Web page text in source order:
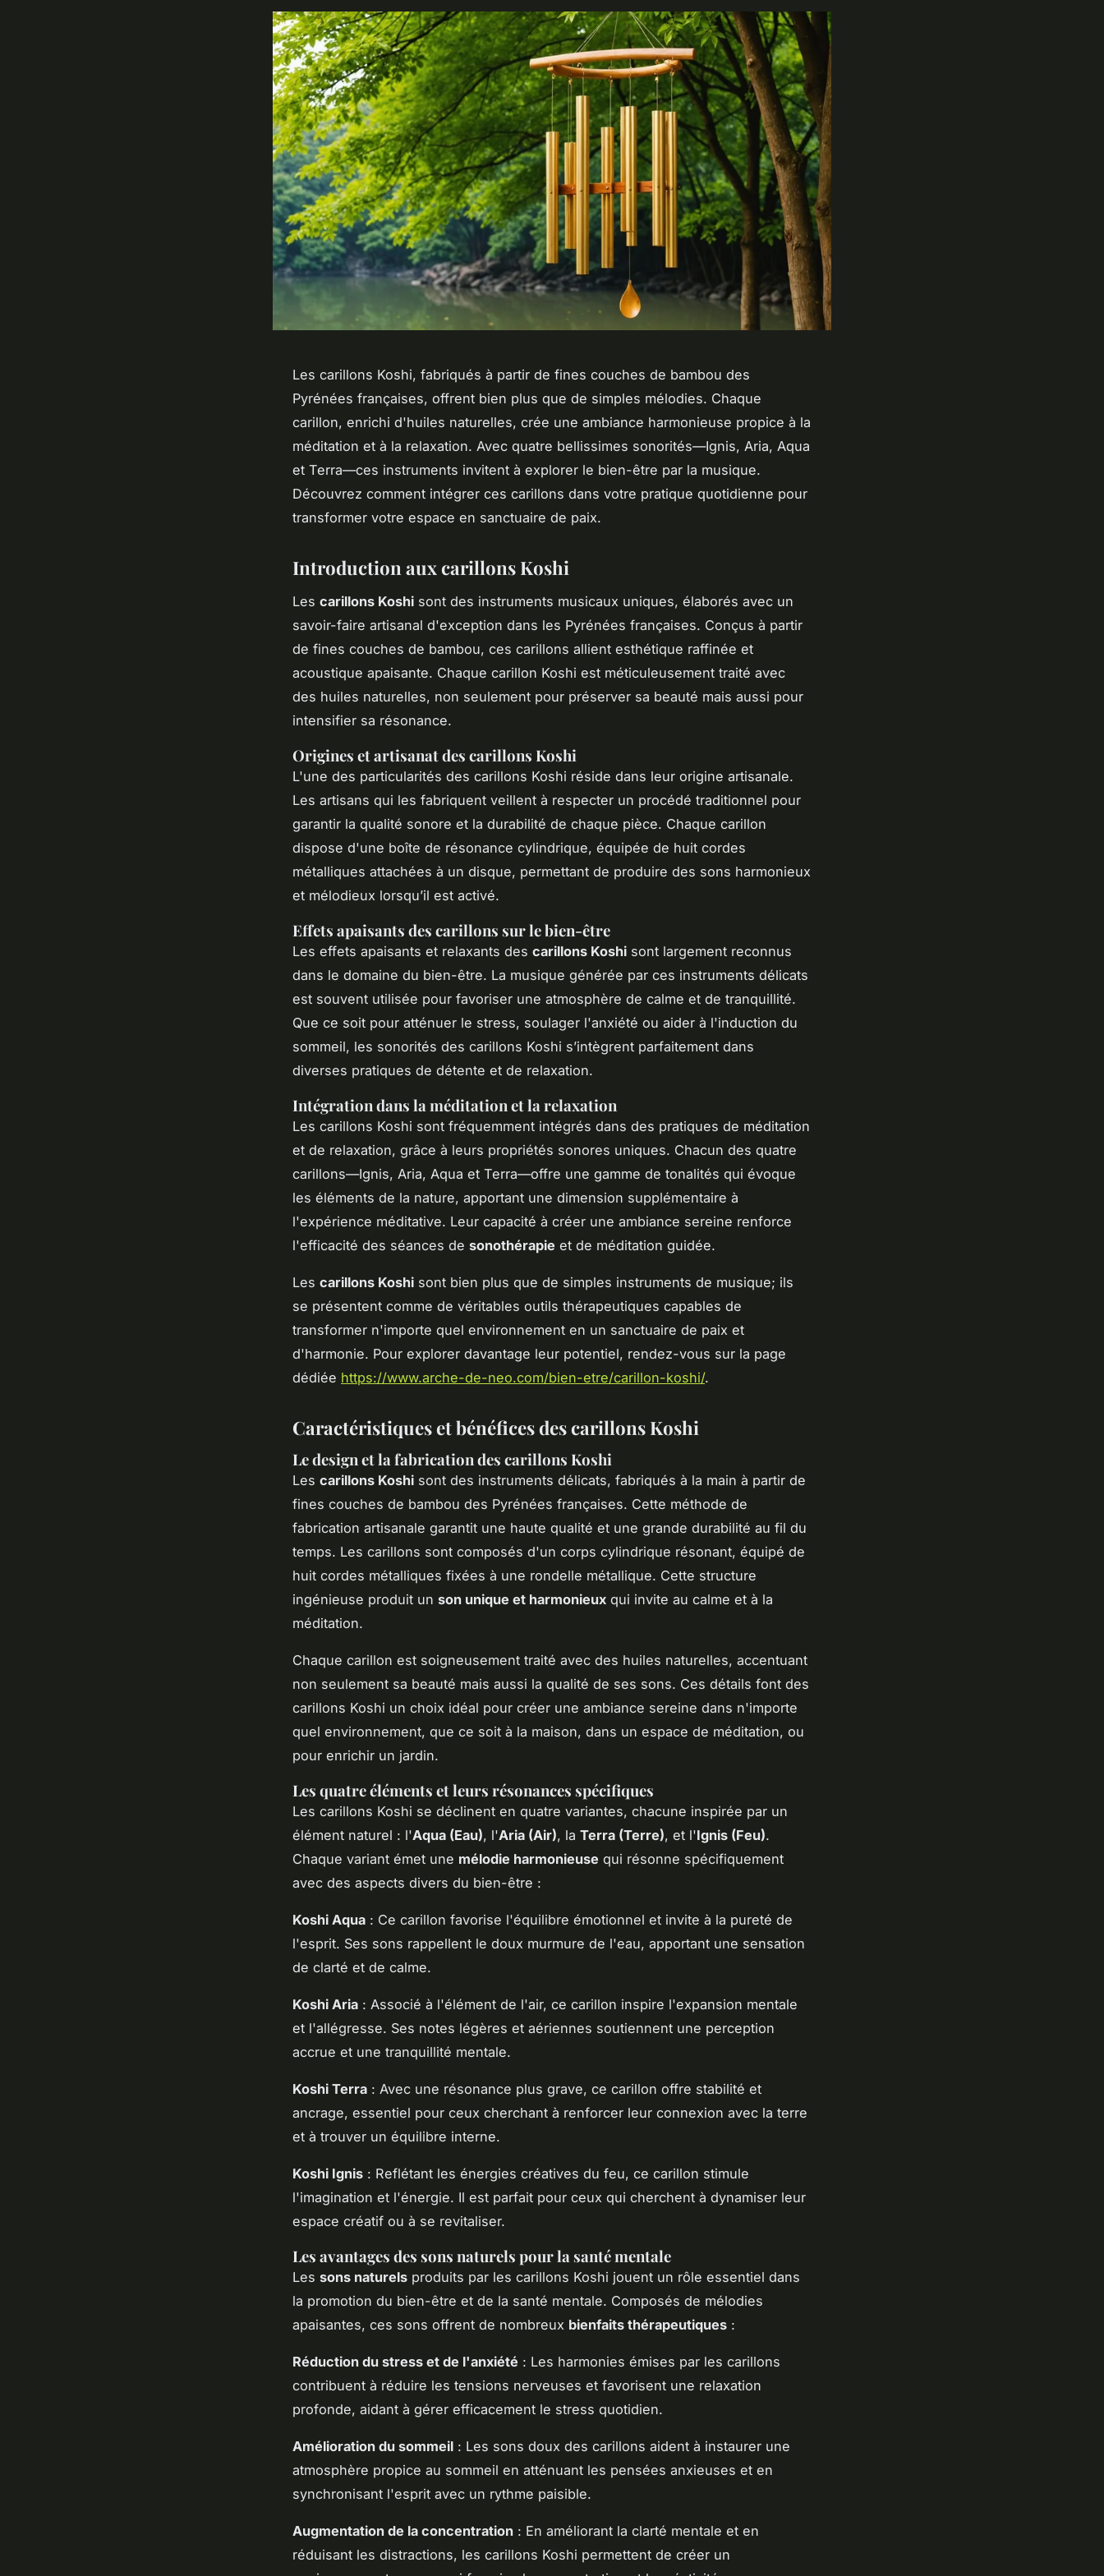
Les carillons Koshi, fabriqués à partir de fines couches de bambou des
Pyrénées françaises, offrent bien plus que de simples mélodies. Chaque
carillon, enrichi d'huiles naturelles, crée une ambiance harmonieuse propice à la
méditation et à la relaxation. Avec quatre bellissimes sonorités—Ignis, Aria, Aqua
et Terra—ces instruments invitent à explorer le bien-être par la musique.
Découvrez comment intégrer ces carillons dans votre pratique quotidienne pour
transformer votre espace en sanctuaire de paix.
Introduction aux carillons Koshi
Les carillons Koshi sont des instruments musicaux uniques, élaborés avec un
savoir-faire artisanal d'exception dans les Pyrénées françaises. Conçus à partir
de fines couches de bambou, ces carillons allient esthétique raffinée et
acoustique apaisante. Chaque carillon Koshi est méticuleusement traité avec
des huiles naturelles, non seulement pour préserver sa beauté mais aussi pour
intensifier sa résonance.
Origines et artisanat des carillons Koshi
L'une des particularités des carillons Koshi réside dans leur origine artisanale.
Les artisans qui les fabriquent veillent à respecter un procédé traditionnel pour
garantir la qualité sonore et la durabilité de chaque pièce. Chaque carillon
dispose d'une boîte de résonance cylindrique, équipée de huit cordes
métalliques attachées à un disque, permettant de produire des sons harmonieux
et mélodieux lorsqu’il est activé.
Effets apaisants des carillons sur le bien-être
Les effets apaisants et relaxants des carillons Koshi sont largement reconnus
dans le domaine du bien-être. La musique générée par ces instruments délicats
est souvent utilisée pour favoriser une atmosphère de calme et de tranquillité.
Que ce soit pour atténuer le stress, soulager l'anxiété ou aider à l'induction du
sommeil, les sonorités des carillons Koshi s’intègrent parfaitement dans
diverses pratiques de détente et de relaxation.
Intégration dans la méditation et la relaxation
Les carillons Koshi sont fréquemment intégrés dans des pratiques de méditation
et de relaxation, grâce à leurs propriétés sonores uniques. Chacun des quatre
carillons—Ignis, Aria, Aqua et Terra—offre une gamme de tonalités qui évoque
les éléments de la nature, apportant une dimension supplémentaire à
l'expérience méditative. Leur capacité à créer une ambiance sereine renforce
l'efficacité des séances de sonothérapie et de méditation guidée.
Les carillons Koshi sont bien plus que de simples instruments de musique; ils
se présentent comme de véritables outils thérapeutiques capables de
transformer n'importe quel environnement en un sanctuaire de paix et
d'harmonie. Pour explorer davantage leur potentiel, rendez-vous sur la page
dédiée https://www.arche-de-neo.com/bien-etre/carillon-koshi/.
Caractéristiques et bénéfices des carillons Koshi
Le design et la fabrication des carillons Koshi
Les carillons Koshi sont des instruments délicats, fabriqués à la main à partir de
fines couches de bambou des Pyrénées françaises. Cette méthode de
fabrication artisanale garantit une haute qualité et une grande durabilité au fil du
temps. Les carillons sont composés d'un corps cylindrique résonant, équipé de
huit cordes métalliques fixées à une rondelle métallique. Cette structure
ingénieuse produit un son unique et harmonieux qui invite au calme et à la
méditation.
Chaque carillon est soigneusement traité avec des huiles naturelles, accentuant
non seulement sa beauté mais aussi la qualité de ses sons. Ces détails font des
carillons Koshi un choix idéal pour créer une ambiance sereine dans n'importe
quel environnement, que ce soit à la maison, dans un espace de méditation, ou
pour enrichir un jardin.
Les quatre éléments et leurs résonances spécifiques
Les carillons Koshi se déclinent en quatre variantes, chacune inspirée par un
élément naturel : l'Aqua (Eau), l'Aria (Air), la Terra (Terre), et l'Ignis (Feu).
Chaque variant émet une mélodie harmonieuse qui résonne spécifiquement
avec des aspects divers du bien-être :
Koshi Aqua : Ce carillon favorise l'équilibre émotionnel et invite à la pureté de
l'esprit. Ses sons rappellent le doux murmure de l'eau, apportant une sensation
de clarté et de calme.
Koshi Aria : Associé à l'élément de l'air, ce carillon inspire l'expansion mentale
et l'allégresse. Ses notes légères et aériennes soutiennent une perception
accrue et une tranquillité mentale.
Koshi Terra : Avec une résonance plus grave, ce carillon offre stabilité et
ancrage, essentiel pour ceux cherchant à renforcer leur connexion avec la terre
et à trouver un équilibre interne.
Koshi Ignis : Reflétant les énergies créatives du feu, ce carillon stimule
l'imagination et l'énergie. Il est parfait pour ceux qui cherchent à dynamiser leur
espace créatif ou à se revitaliser.
Les avantages des sons naturels pour la santé mentale
Les sons naturels produits par les carillons Koshi jouent un rôle essentiel dans
la promotion du bien-être et de la santé mentale. Composés de mélodies
apaisantes, ces sons offrent de nombreux bienfaits thérapeutiques :
Réduction du stress et de l'anxiété : Les harmonies émises par les carillons
contribuent à réduire les tensions nerveuses et favorisent une relaxation
profonde, aidant à gérer efficacement le stress quotidien.
Amélioration du sommeil : Les sons doux des carillons aident à instaurer une
atmosphère propice au sommeil en atténuant les pensées anxieuses et en
synchronisant l'esprit avec un rythme paisible.
Augmentation de la concentration : En améliorant la clarté mentale et en
réduisant les distractions, les carillons Koshi permettent de créer un